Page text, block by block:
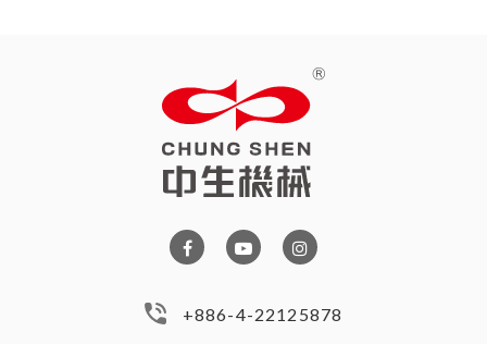
+886-4-22125878